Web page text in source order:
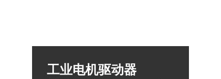
工业电机驱动器